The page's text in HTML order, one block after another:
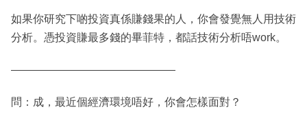
如果你研究下啲投資真係賺錢果的人，你會發覺無人用技術
分析。憑投資賺最多錢的畢菲特，都話技術分析唔work。
———————————————
問：成，最近個經濟環境唔好，你會怎樣面對？